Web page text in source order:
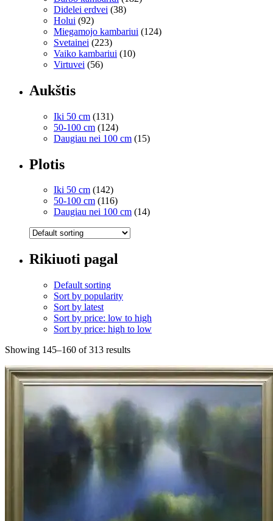
Didelei erdvei (38)
Holui (92)
Miegamojo kambariui (124)
Svetainei (223)
Vaiko kambariui (10)
Virtuvei (56)
Aukštis
Iki 50 cm (131)
50-100 cm (124)
Daugiau nei 100 cm (15)
Plotis
Iki 50 cm (142)
50-100 cm (116)
Daugiau nei 100 cm (14)
Rikiuoti pagal
Default sorting
Sort by popularity
Sort by latest
Sort by price: low to high
Sort by price: high to low
Showing 145–160 of 313 results